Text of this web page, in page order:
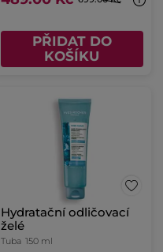
PŘIDAT DO
KOŠÍKU
Hydratační odličovací
želé
Tuba 150 ml